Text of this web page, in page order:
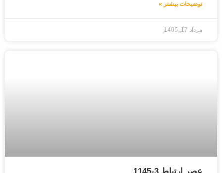
توضیحات بیشتر »
مرداد 17, 1405